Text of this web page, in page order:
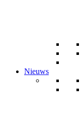
Nieuws